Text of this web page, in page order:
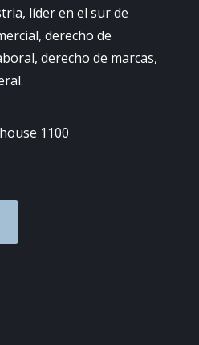
líder en el sur de
derecho de
derecho de marcas,
1100
AT